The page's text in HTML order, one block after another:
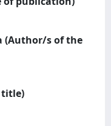
(Author/s of the
title)